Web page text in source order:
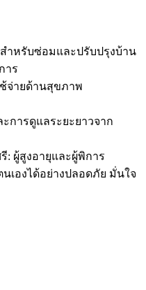
สำหรับซ่อมและปรับปรุงบ้าน
าร
จ่ายด้านสุขภาพ
การดูแลระยะยาวจาก
ผู้สูงอายุและผู้พิการ
เองได้อย่างปลอดภัย มั่นใจ